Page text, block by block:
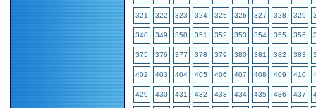
321 322 323 324 325 326 327 328 329
348 349 350 351 352 353 354 355 356
375 376 377 378 379 380 381 382 383
402 403 404 405 406 407 408 409 410
429 430 431 432 433 434 435 436 437